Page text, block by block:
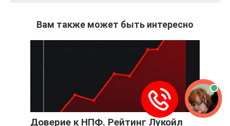
Вам также может быть интересно
Доверие к НПФ. Рейтинг Лукойл